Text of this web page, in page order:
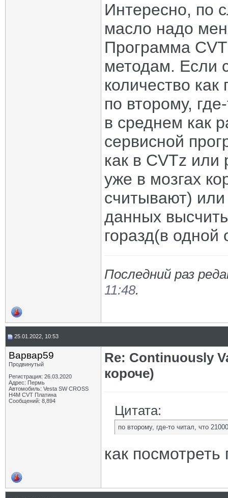
Интересно, по
масло надо
Программа
методам. Если
количество
по второму,
в среднем как
сервисной
как в CVTz
уже в мозгах
считывают)
данных
горазд(в одной
Последний раз
11:48.
25.01.2022, 10:53
Варвар59
Продвинутый
Регистрация: 26.03.2020
Адрес: Пермь
Автомобиль: Vesta SW CROSS
H4M CVT Платина
Сообщений: 8,894
Re: Continuously
короче)
Цитата:
по второму, где-то читал, что
как